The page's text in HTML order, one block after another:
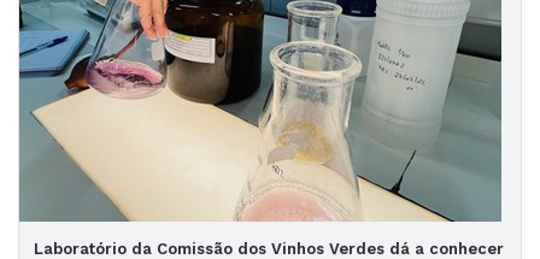
Laboratório da Comissão dos Vinhos Verdes dá a conhecer